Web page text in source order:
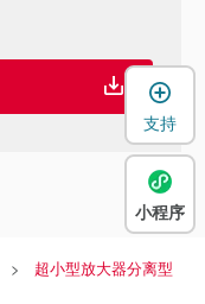
超小型放大器分离型
支持
小程序